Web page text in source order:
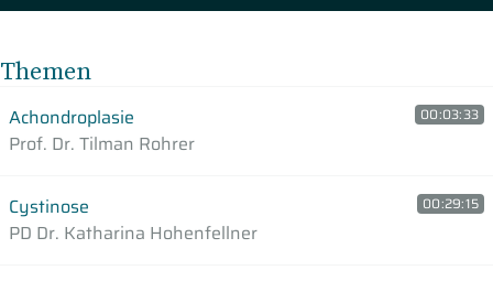
Themen
Achondroplasie
Prof. Dr. Tilman Rohrer
00:03:33
Cystinose
PD Dr. Katharina Hohenfellner
00:29:15